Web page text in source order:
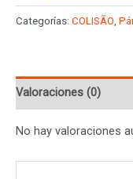
traseiro
(199_)
cantidad
Categorías: COLISÃO
Valoraciones (0)
No hay valoraciones